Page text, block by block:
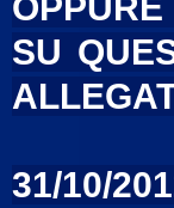
SU
31/10/